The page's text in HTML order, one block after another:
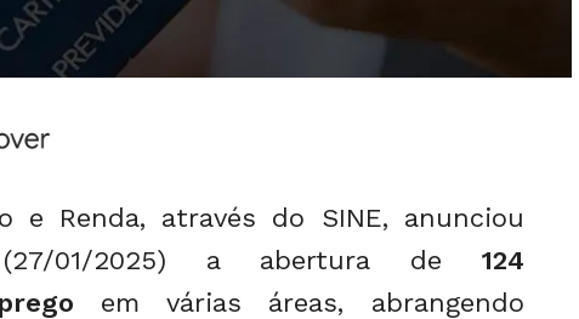
e Renda, através do SINE, anunciou
(27/01/2025) a abertura de 124
em várias áreas, abrangendo